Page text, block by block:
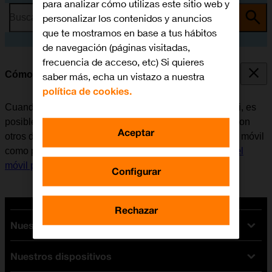
Busca por problema o tema
Cómo utilizar el móvil como punto de acceso Wi-Fi
Cuando se utiliza el móvil como punto de acceso Wi-Fi, es
posible compartir la conexión de internet del teléfono con
otros dispositivos a través de Wi-Fi. Antes de utilizar el móvil
como punto de acceso Wi-Fi, es necesario
configurar el
móvil para internet
Nuestras tarifas
Tarifas Orange
Nuestros dispositivos
para analizar cómo utilizas este sitio web y
personalizar los contenidos y anuncios
que te mostramos en base a tus hábitos
de navegación (páginas visitadas,
frecuencia de acceso, etc) Si quieres
saber más, echa un vistazo a nuestra
política de cookies.
Configurar
Rechazar
Aceptar